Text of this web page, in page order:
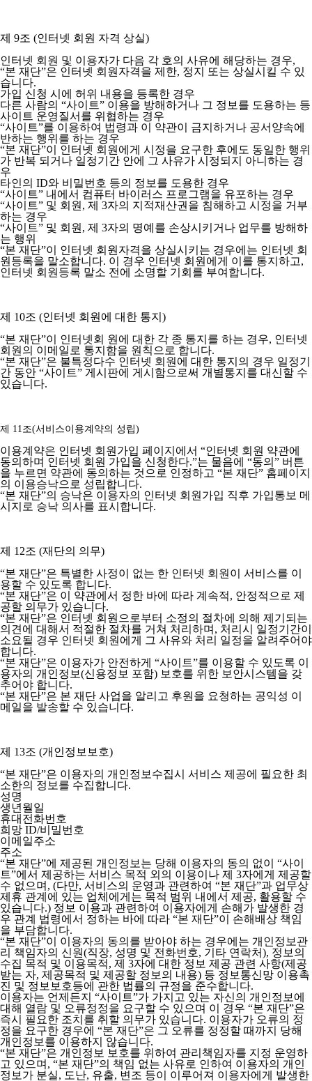
제 9조 (인터넷 회원 자격 상실)
인터넷 회원 및 이용자가 다음 각 호의 사유에 해당하는 경우,
“본 재단”은 인터넷 회원자격을 제한, 정지 또는 상실시킬 수 있
습니다.
가입 신청 시에 허위 내용을 등록한 경우
다른 사람의 “사이트” 이용을 방해하거나 그 정보를 도용하는 등
사이트 운영질서를 위협하는 경우
“사이트”를 이용하여 법령과 이 약관이 금지하거나 공서양속에
반하는 행위를 하는 경우
“본 재단”이 인터넷 회원에게 시정을 요구한 후에도 동일한 행위
가 반복 되거나 일정기간 안에 그 사유가 시정되지 아니하는 경
우
타인의 ID와 비밀번호 등의 정보를 도용한 경우
“사이트” 내에서 컴퓨터 바이러스 프로그램을 유포하는 경우
“사이트” 및 회원, 제 3자의 지적재산권을 침해하고 시정을 거부
하는 경우
“사이트” 및 회원, 제 3자의 명예를 손상시키거나 업무를 방해하
는 행위
“본 재단”이 인터넷 회원자격을 상실시키는 경우에는 인터넷 회
원등록을 말소합니다. 이 경우 인터넷 회원에게 이를 통지하고,
인터넷 회원등록 말소 전에 소명할 기회를 부여합니다.
제 10조 (인터넷 회원에 대한 통지)
“본 재단”이 인터넷회 원에 대한 각 종 통지를 하는 경우, 인터넷
회원의 이메일로 통지함을 원칙으로 합니다.
“본 재단”은 불특정다수 인터넷 회원에 대한 통지의 경우 일정기
간 동안 “사이트” 게시판에 게시함으로써 개별통지를 대신할 수
있습니다.
제 11조(서비스이용계약의 성립)
이용계약은 인터넷 회원가입 페이지에서 “인터넷 회원 약관에
동의하며 인터넷 회원 가입을 신청한다.”는 물음에 “동의” 버튼
을 누르면 약관에 동의하는 것으로 인정하고 “본 재단” 홈페이지
의 이용승낙으로 성립합니다.
“본 재단”의 승낙은 이용자의 인터넷 회원가입 직후 가입통보 메
시지로 승낙 의사를 표시합니다.
제 12조 (재단의 의무)
“본 재단”은 특별한 사정이 없는 한 인터넷 회원이 서비스를 이
용할 수 있도록 합니다.
“본 재단”은 이 약관에서 정한 바에 따라 계속적, 안정적으로 제
공할 의무가 있습니다.
“본 재단”은 인터넷 회원으로부터 소정의 절차에 의해 제기되는
의견에 대해서 적절한 절차를 거쳐 처리하며, 처리시 일정기간이
소요될 경우 인터넷 회원에게 그 사유와 처리 일정을 알려주어야
합니다.
“본 재단”은 이용자가 안전하게 “사이트”를 이용할 수 있도록 이
용자의 개인정보(신용정보 포함) 보호를 위한 보안시스템을 갖
추어야 합니다.
“본 재단”은 본 재단 사업을 알리고 후원을 요청하는 공익성 이
메일을 발송할 수 있습니다.
제 13조 (개인정보보호)
“본 재단”은 이용자의 개인정보수집시 서비스 제공에 필요한 최
소한의 정보를 수집합니다.
성명
생년월일
휴대전화번호
희망 ID/비밀번호
이메일주소
주소
“본 재단”에 제공된 개인정보는 당해 이용자의 동의 없이 “사이
트”에서 제공하는 서비스 목적 외의 이용이나 제 3자에게 제공할
수 없으며, (다만, 서비스의 운영과 관련하여 “본 재단”과 업무상
제휴 관계에 있는 업체에게는 목적 범위 내에서 제공, 활용할 수
있습니다.) 정보 이용과 관련하여 이용자에게 손해가 발생한 경
우 관계 법령에서 정하는 바에 따라 “본 재단”이 손해배상 책임
을 부담합니다.
“본 재단”이 이용자의 동의를 받아야 하는 경우에는 개인정보관
리 책임자의 신원(직장, 성명 및 전화번호, 기타 연락처), 정보의
수집 목적 및 이용목적, 제 3자에 대한 정보 제공 관련 사항(제공
받는 자, 제공목적 및 제공할 정보의 내용) 등 정보통신망 이용촉
진 및 정보보호등에 관한 법률의 규정을 준수합니다.
이용자는 언제든지 “사이트”가 가지고 있는 자신의 개인정보에
대해 열람 및 오류정정을 요구할 수 있으며 이 경우 “본 재단”은
즉시 필요한 조치를 취할 의무가 있습니다. 이용자가 오류의 정
정을 요구한 경우에 “본 재단”은 그 오류를 정정할 때까지 당해
개인정보를 이용하지 않습니다.
“본 재단”은 개인정보 보호를 위하여 관리책임자를 지정 운영하
고 있으며, “본 재단”의 책임 없는 사유로 인하여 이용자의 개인
정보가 분실, 도난, 유출, 변조 등이 이루어져 이용자에게 발생한